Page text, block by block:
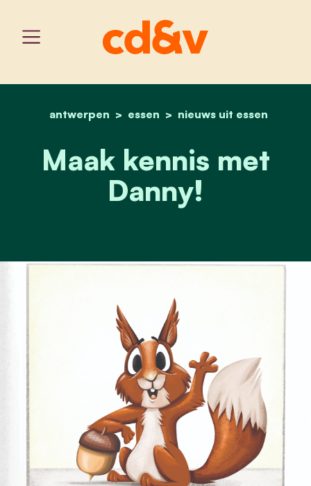
home
antwerpen essen nieuws uit essen
maak kennis met danny!
Maak kennis met
Danny!